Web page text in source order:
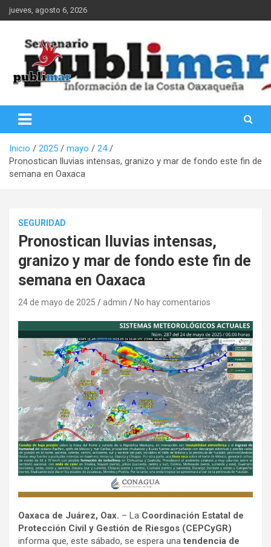
Saltar
al
jueves, agosto 6, 2026
PubliMar
Inicio 2025 mayo
24
Pronostican lluvias intensas, granizo y mar de fondo este fin de
semana en Oaxaca
SEGURIDAD
Pronostican lluvias intensas,
granizo y mar de fondo este fin de
semana en Oaxaca
24 de mayo de 2025 admin No hay comentarios
Oaxaca de Juárez, Oax. – La Coordinación Estatal de
Protección Civil y Gestión de Riesgos (CEPCyGR)
informa que, este sábado, se espera unatendencia de